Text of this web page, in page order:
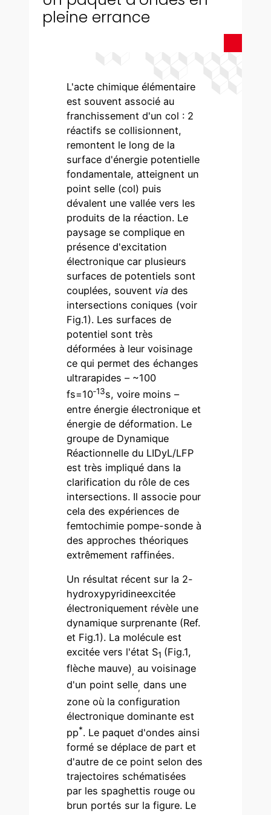
pleine errance
L'acte chimique élémentaire
est souvent associé au
franchissement d'un col : 2
réactifs se collisionnent,
remontent le long de la
surface d'énergie potentielle
fondamentale, atteignent un
point selle (col) puis
dévalent une vallée vers les
produits de la réaction. Le
paysage se complique en
présence d'excitation
électronique car plusieurs
surfaces de potentiels sont
couplées, souvent via des
intersections coniques (voir
Fig.1). Les surfaces de
potentiel sont très
déformées à leur voisinage
ce qui permet des échanges
ultrarapides – ~100
fs=10‑13s, voire moins –
entre énergie électronique et
énergie de déformation. Le
groupe de Dynamique
Réactionnelle du LIDyL/LFP
est très impliqué dans la
clarification du rôle de ces
intersections. Il associe pour
cela des expériences de
femtochimie pompe-sonde à
des approches théoriques
extrêmement raffinées.
Un résultat récent sur la 2-
hydroxypyridineexcitée
électroniquement révèle une
dynamique surprenante (Ref.
et Fig.1). La molécule est
excitée vers l'état S1 (Fig.1,
flèche mauve), au voisinage
d'un point selle, dans une
zone où la configuration
électronique dominante est
pp*. Le paquet d'ondes ainsi
formé se déplace de part et
d'autre de ce point selon des
trajectoires schématisées
par les spaghettis rouge ou
brun portés sur la figure. Le